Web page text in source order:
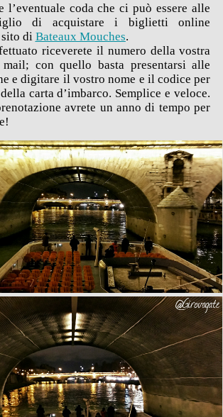
l’eventuale coda che ci può essere alle
di acquistare i biglietti online
di Bateaux Mouches.
riceverete il numero della vostra
con quello basta presentarsi alle
e digitare il vostro nome e il codice per
carta d’imbarco. Semplice e veloce.
avrete un anno di tempo per